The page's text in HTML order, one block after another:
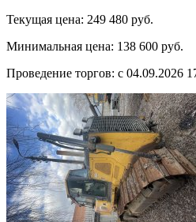
Текущая цена: 249 480 руб.
Минимальная цена: 138 600 руб.
Проведение торгов: с 04.09.2026